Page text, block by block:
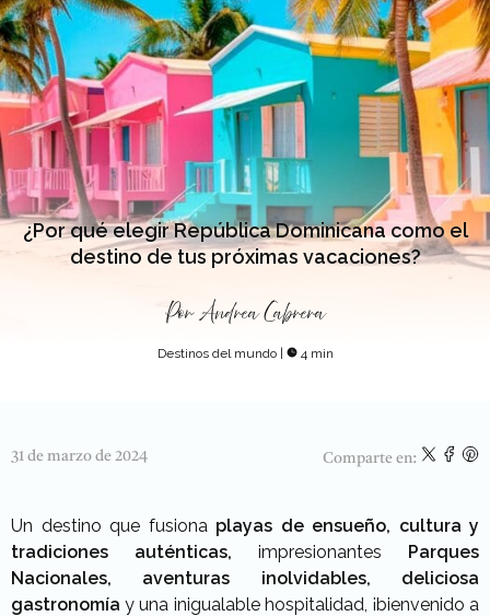
¿Por qué elegir República Dominicana como el
destino de tus próximas vacaciones?
Por Andrea Cabrera
Destinos del mundo | 4 min
31 de marzo de 2024 Comparte en:
Un destino que fusiona playas de ensueño, cultura y
tradiciones auténticas, impresionantes Parques
Nacionales, aventuras inolvidables, deliciosa
gastronomía y una inigualable hospitalidad, ¡bienvenido a